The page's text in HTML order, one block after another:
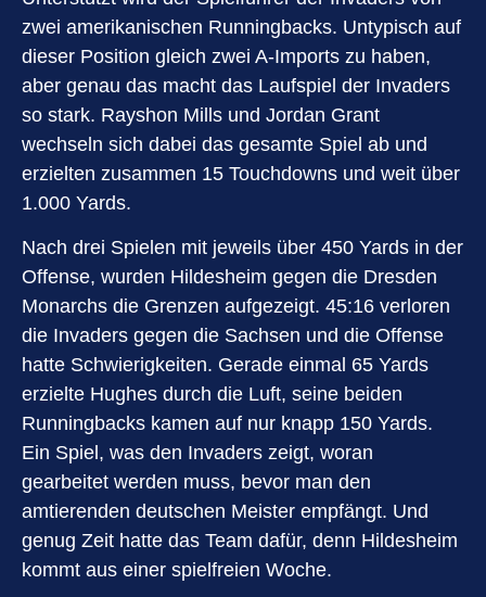
zwei amerikanischen Runningbacks. Untypisch auf
dieser Position gleich zwei A-Imports zu haben,
aber genau das macht das Laufspiel der Invaders
so stark. Rayshon Mills und Jordan Grant
wechseln sich dabei das gesamte Spiel ab und
erzielten zusammen 15 Touchdowns und weit über
1.000 Yards.
Nach drei Spielen mit jeweils über 450 Yards in der
Offense, wurden Hildesheim gegen die Dresden
Monarchs die Grenzen aufgezeigt. 45:16 verloren
die Invaders gegen die Sachsen und die Offense
hatte Schwierigkeiten. Gerade einmal 65 Yards
erzielte Hughes durch die Luft, seine beiden
Runningbacks kamen auf nur knapp 150 Yards.
Ein Spiel, was den Invaders zeigt, woran
gearbeitet werden muss, bevor man den
amtierenden deutschen Meister empfängt. Und
genug Zeit hatte das Team dafür, denn Hildesheim
kommt aus einer spielfreien Woche.